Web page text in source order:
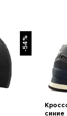
-54%
синие